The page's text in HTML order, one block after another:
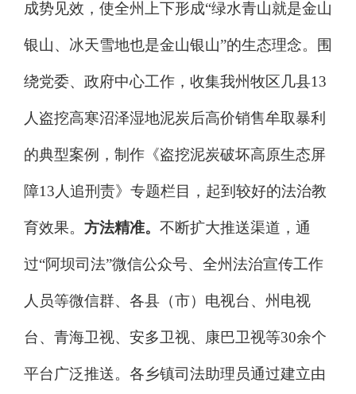
成势见效，使全州上下形成“绿水青山就是金山
银山、冰天雪地也是金山银山”的生态理念。围
绕党委、政府中心工作，收集我州牧区几县13
人盗挖高寒沼泽湿地泥炭后高价销售牟取暴利
的典型案例，制作《盗挖泥炭破坏高原生态屏
障13人追刑责》专题栏目，起到较好的法治教
育效果。 方法精准。 不断扩大推送渠道，通
过“阿坝司法”微信公众号、全州法治宣传工作
人员等微信群、各县（市）电视台、州电视
台、青海卫视、安多卫视、康巴卫视等30余个
平台广泛推送。各乡镇司法助理员通过建立由